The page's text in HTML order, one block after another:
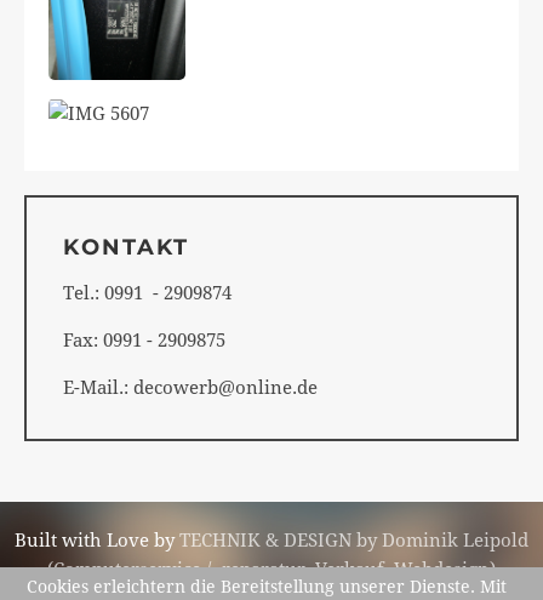
KONTAKT
Tel.: 0991 - 2909874
Fax: 0991 - 2909875
E-Mail.: decowerb@online.de
Built with Love byTECHNIK & DESIGN by Dominik Leipold
(Computerservice / -reparatur, Verkauf, Webdesign)
Cookies erleichtern die Bereitstellung unserer Dienste. Mit